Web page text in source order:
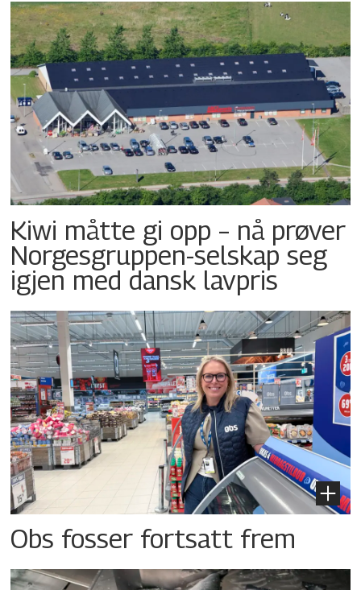
Kiwi måtte gi opp – nå prøver
Norgesgruppen-selskap seg
igjen med dansk lavpris
Obs fosser fortsatt frem